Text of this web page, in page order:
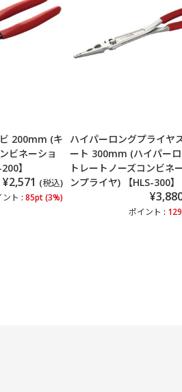
200mm (キ
ビネーショ
】
¥2,571 (税込)
ント : 85pt (3%)
ハイパーロングプライヤ
ート 300mm (ハイパー
トレートノーズコンビネ
ンプライヤ) 【HLS-300】
ポイント :